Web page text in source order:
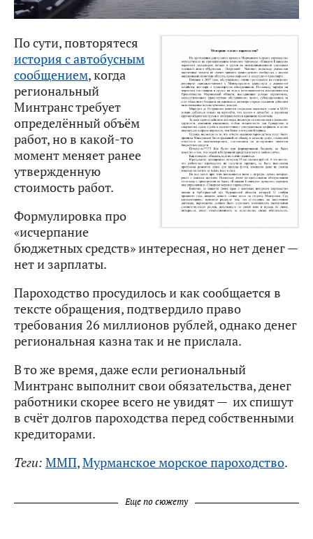
По сути, повторятеся
история с автобусным
сообщением, когда
региональный
Минтранс требует
определённый объём
работ, но в какой-то
момент меняет ранее
утвержденную
стоимость работ.
Формулировка про
«исчерпание
бюджетных средств» интересная, но нет денег —
нет и зарплаты.
Пароходство просудилось и как сообщается в
тексте обращения, подтвердило право
требования 26 миллионов рублей, однако денег
региональная казна так и не прислала.
В то же время, даже если региональный
Минтранс выполнит свои обязательства, денег
работники скорее всего не увидят — их спишут
в счёт долгов пароходства перед собственными
кредиторами.
Теги: ММП,Мурманское морское пароходство.
Еще по сюжету